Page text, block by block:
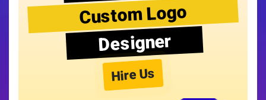
Custom Logo
Designer
Hire Us